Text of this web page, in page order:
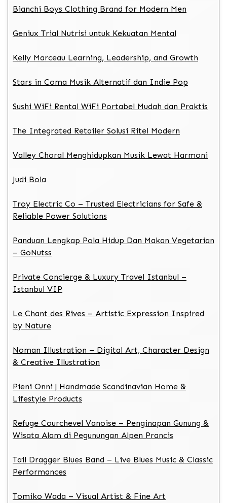
Bianchi Boys Clothing Brand for Modern Men
Geniux Trial Nutrisi untuk Kekuatan Mental
Kelly Marceau Learning, Leadership, and Growth
Stars in Coma Musik Alternatif dan Indie Pop
Sushi WiFi Rental WiFi Portabel Mudah dan Praktis
The Integrated Retailer Solusi Ritel Modern
Valley Choral Menghidupkan Musik Lewat Harmoni
Judi Bola
Troy Electric Co – Trusted Electricians for Safe &
Reliable Power Solutions
Panduan Lengkap Pola Hidup Dan Makan Vegetarian
– GoNutss
Private Concierge & Luxury Travel Istanbul –
Istanbul VIP
Le Chant des Rives – Artistic Expression Inspired
by Nature
Noman Illustration – Digital Art, Character Design
& Creative Illustration
Pieni Onni | Handmade Scandinavian Home &
Lifestyle Products
Refuge Courchevel Vanoise – Penginapan Gunung &
Wisata Alam di Pegunungan Alpen Prancis
Tail Dragger Blues Band – Live Blues Music & Classic
Performances
Tomiko Wada – Visual Artist & Fine Art